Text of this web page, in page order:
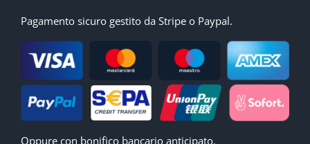
Pagamento sicuro gestito da Stripe o Paypal.
Oppure con bonifico bancario anticipato.